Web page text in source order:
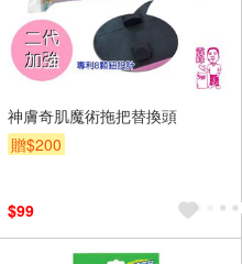
神膚奇肌魔術拖把替換頭
贈$200
$99